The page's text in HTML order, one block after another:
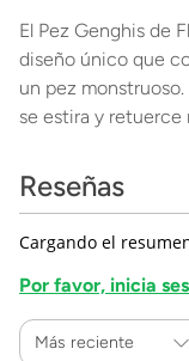
El Pez Genghis de
diseño único que
un pez
se estira y retuerce
Reseñas
Cargando el
Por favor, inicia
Más reciente